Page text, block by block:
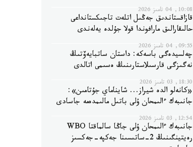
10:08, 04 تامىز 2026
قازاقستاندىق جەڭىل اتلەت تاجىكستانداعى
حالىقارالىق مارافوندا قولا جۇلدە يەلەندى
09:55, 04 تامىز 2026
چەلسيدەگى باسەكە: داستان ساتبايەۆتىڭ
نەگىزگى قارسىلاستارىنىڭ ەسىمى اتالدى
18:30, 03 تامىز 2026
«كانەلو الدە شيراز... شايناماي جۇتامىن»:
جانىبەك ءالىمحان ۇلى باتىل مالىمدەمە جاسادى
12:54, 03 تامىز 2026
جانىبەك ءالىمحان ۇلى جاڭا سالماقتا WBO
رەيتينگىنىڭ 2-ساتىسىنا جەكپە-جەكسىز